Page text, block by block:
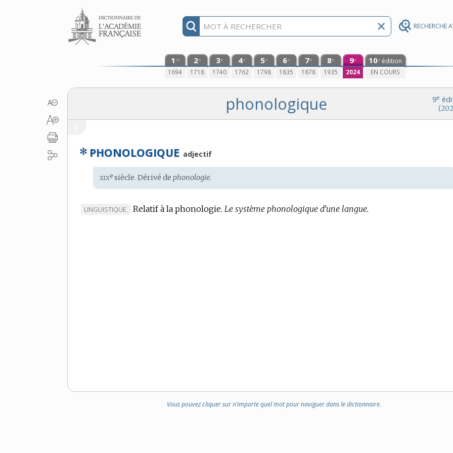
RECHERCHE
Aller au contenu
1 re
1694
2e
1718
3e
1740
4e
1762
5e
1798
6e
1835
7e
1878
8e
1935
9e
2024
10e édition
EN COURS
9e
phonologique
✻ PHONOLOGIQUE adjectif
Étymologie
:
xixe siècle. Dérivé dephonologie.
MARQUE
LINGUISTIQUE. Relatif à la phonologie. Le système phonologique d’une langue.
Vous pouvez cliquer sur n’importe quel mot pour naviguer dans le dictionnaire.